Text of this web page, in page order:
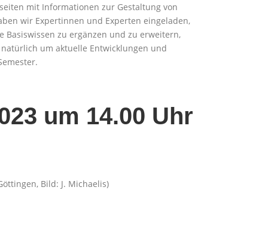
mit Informationen zur Gestaltung von
wir Expertinnen und Experten eingeladen,
Basiswissen zu ergänzen und zu erweitern,
um aktuelle Entwicklungen und
um 14.00 Uhr
Bild: J. Michaelis)